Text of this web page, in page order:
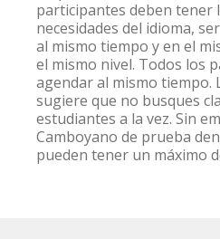
participantes deben tener
necesidades del idioma,
al mismo tiempo y en el
el mismo nivel. Todos los
agendar al mismo tiempo.
sugiere que no busques
estudiantes a la vez. Sin
Camboyano de prueba
pueden tener un máximo